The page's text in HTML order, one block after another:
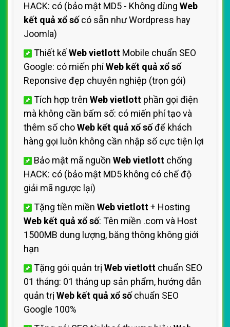
HACK: có (bảo mật MD5 - Không dùng Web
kết quả xổ sốcó sẵn như Wordpress hay
Joomla)
Thiết kếWeb vietlott Mobile chuẩn SEO
Google: có miến phíWeb kết quả xổ số
Reponsive đẹp chuyên nghiệp (trọn gói)
Tích hợp trên Web vietlott phần gọi điện
mà không cần bấm số: có miến phí tạo và
thêm số choWeb kết quả xổ sốđể khách
hàng gọi luôn không cần nhập số cực tiện lợi
Bảo mật mã nguồn Web vietlott chống
HACK: có (bảo mật MD5 không có chế độ
giải mã ngược lại)
Tặng tiền miền Web vietlott+ Hosting
Web kết quả xổ số: Tên miền .com và Host
1500MB dung lượng, băng thông không giới
hạn
Tặng gói quản trị Web vietlott chuẩn SEO
01 tháng: 01 tháng up sản phẩm, hướng dẫn
quản trị Web kết quả xổ sốchuẩn SEO
Google 100%